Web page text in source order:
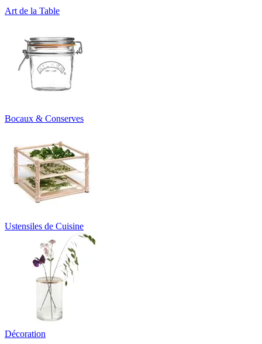
Art de la Table
Bocaux & Conserves
Ustensiles de Cuisine
Décoration